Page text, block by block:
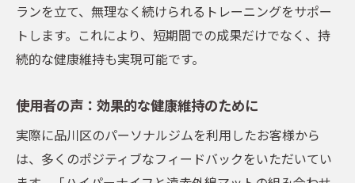
ランを立て、無理なく続けられるトレーニングをサポー
トします。これにより、短期間での成果だけでなく、持
続的な健康維持も実現可能です。
使用者の声：効果的な健康維持のために
実際に品川区のパーソナルジムを利用したお客様から
は、多くのポジティブなフィードバックをいただいてい